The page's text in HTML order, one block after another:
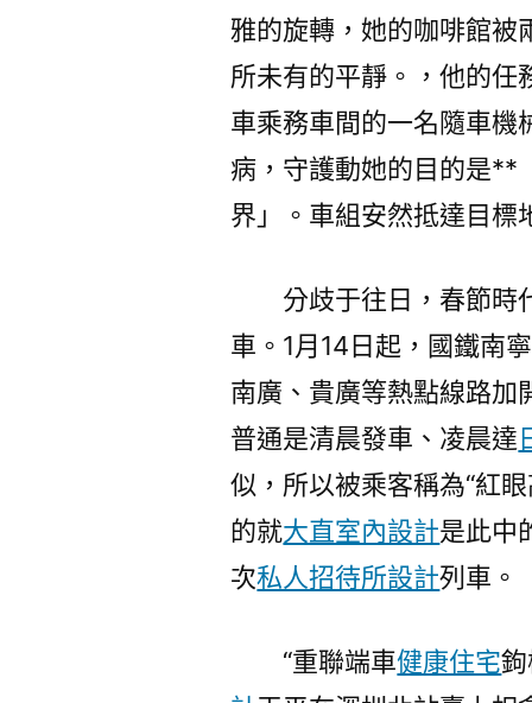
雅的旋轉，她的咖啡館被
所未有的平靜。，他的任
車乘務車間的一名隨車機
病，守護動她的目的是**
界」。車組安然抵達目標
分歧于往日，春節時
車。1月14日起，國鐵南
南廣、貴廣等熱點線路
普通是清晨發車、凌晨達
似，所以被乘客稱為“紅
的就大直室內設計是此中
次私人招待所設計列車。
“重聯端車健康住宅